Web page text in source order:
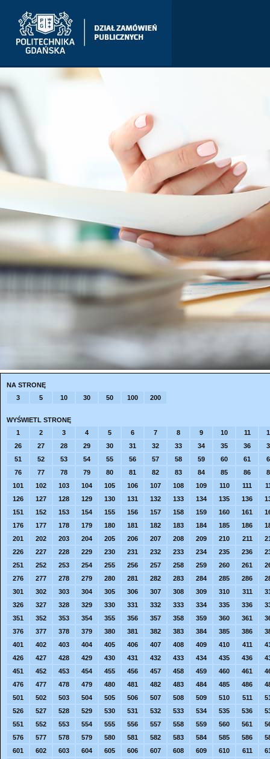
NA STRONĘ
3
5 10 30 50 100 200
WYŚWIETL STRONĘ
1
2 3 4 5 6 7 8 9 10 11
26
27 28 29 30 31 32 33 34 35 36
51
52 53 54 55 56 57 58 59 60 61
76
77 78 79 80 81 82 83 84 85 86
101
102 103 104 105 106 107 108 109 110 111
126
127 128 129 130 131 132 133 134 135 136
151
152 153 154 155 156 157 158 159 160 161
176
177 178 179 180 181 182 183 184 185 186
201
202 203 204 205 206 207 208 209 210 211
226
227 228 229 230 231 232 233 234 235 236
251
252 253 254 255 256 257 258 259 260 261
276
277 278 279 280 281 282 283 284 285 286
301
302 303 304 305 306 307 308 309 310 311
326
327 328 329 330 331 332 333 334 335 336
351
352 353 354 355 356 357 358 359 360 361
376
377 378 379 380 381 382 383 384 385 386
401
402 403 404 405 406 407 408 409 410 411
426
427 428 429 430 431 432 433 434 435 436
451
452 453 454 455 456 457 458 459 460 461
476
477 478 479 480 481 482 483 484 485 486
501
502 503 504 505 506 507 508 509 510 511
526
527 528 529 530 531 532 533 534 535 536
551
552 553 554 555 556 557 558 559 560 561
576
577 578 579 580 581 582 583 584 585 586
601
602 603 604 605 606 607 608 609 610 611